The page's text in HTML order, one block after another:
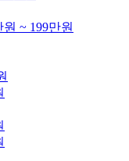
원 ~ 199만원